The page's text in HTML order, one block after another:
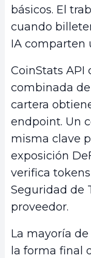
básicos. El
cuando
IA comparten
CoinStats API
combinada
cartera
endpoint. Un
misma clave
exposición
verifica
Seguridad de
proveedor.
La mayoría
la forma final